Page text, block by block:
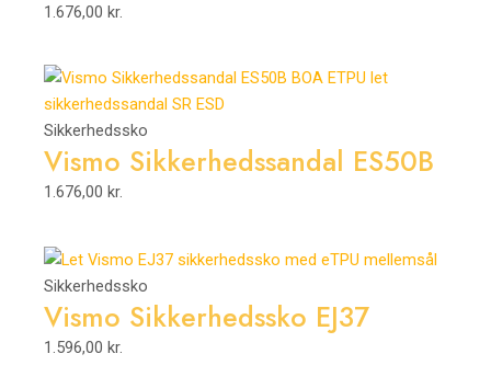
1.676,00 kr.
Sikkerhedssko
Vismo Sikkerhedssandal ES50B
1.676,00 kr.
Sikkerhedssko
Vismo Sikkerhedssko EJ37
1.596,00 kr.